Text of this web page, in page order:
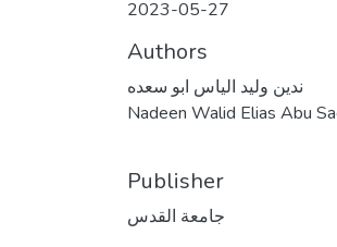
2023-05-27
Authors
ندين وليد الياس ابو سعده
Nadeen Walid Elias Abu
Publisher
جامعة القدس